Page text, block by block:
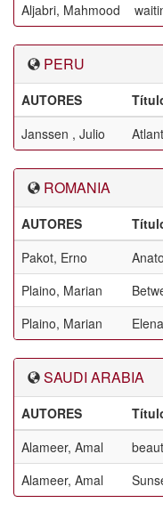
Aljabri, Mahmood
PERU
AUTORES
Janssen , Julio
ROMANIA
AUTORES
Pakot, Erno
Plaino, Marian
Plaino, Marian
Elena
SAUDI ARABIA
AUTORES
Alameer, Amal
Alameer, Amal